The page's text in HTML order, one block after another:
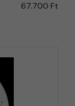
67.700 Ft